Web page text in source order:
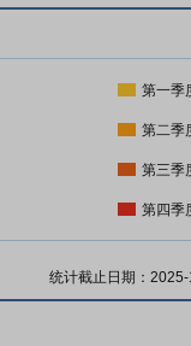
第一季
第二季
第三季
第四季
统计截止日期：